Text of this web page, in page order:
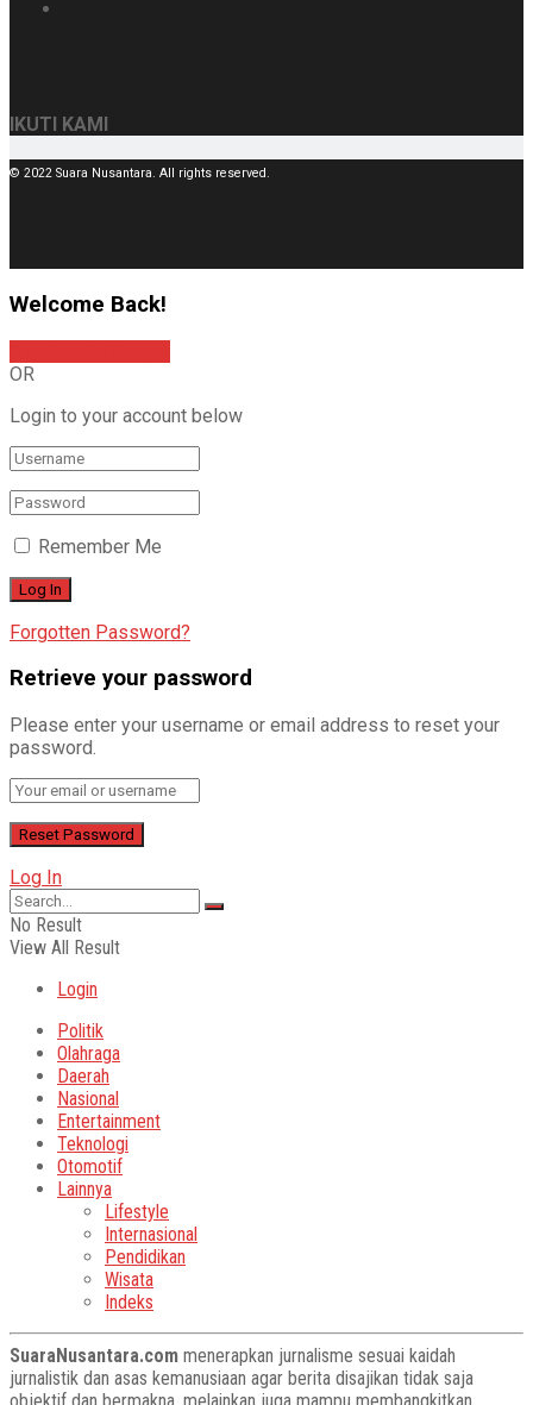
IKUTI KAMI
© 2022 Suara Nusantara. All rights reserved.
Welcome Back!
OR
Login to your account below
Remember Me
Forgotten Password?
Retrieve your password
Please enter your username or email address to reset your
password.
Log In
No Result
View All Result
Login
Politik
Olahraga
Daerah
Nasional
Entertainment
Teknologi
Otomotif
Lainnya
Lifestyle
Internasional
Pendidikan
Wisata
Indeks
SuaraNusantara.com menerapkan jurnalisme sesuai kaidah
jurnalistik dan asas kemanusiaan agar berita disajikan tidak saja